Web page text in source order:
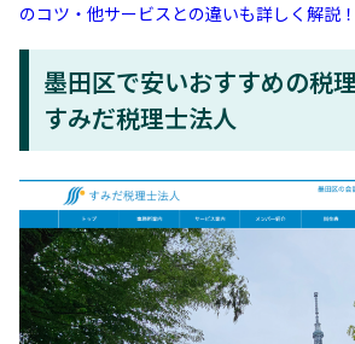
のコツ・他サービスとの違いも詳しく解説！
墨田区で安いおすすめの税
すみだ税理士法人